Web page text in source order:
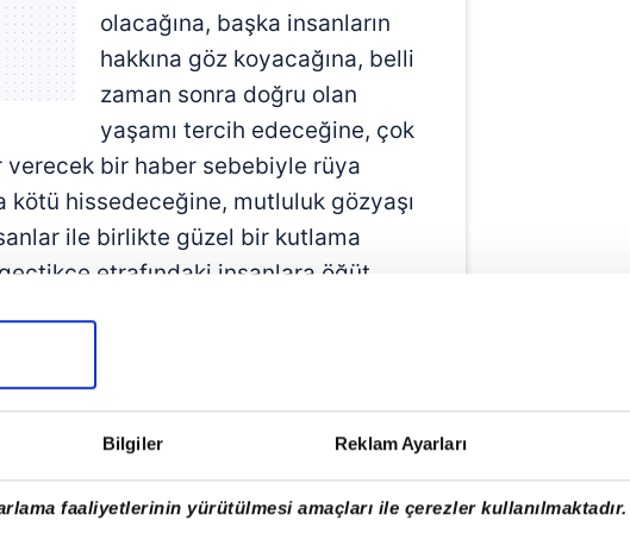
Bilgiler Reklam Ayarları
faaliyetlerinin yürütülmesi amaçları ile çerezler kullanılmaktadır.
olacağına, başka insanların
hakkına göz koyacağına, belli
zaman sonra doğru olan
yaşamı tercih edeceğine, çok
bir haber sebebiyle rüya
hissedeceğine, mutluluk gözyaşı
ile birlikte güzel bir kutlama
etrafındaki insanlara öğüt
delalettir. Ayrıca rüyada pencere
var olan zorlukların son bulacağına,
dua edileceğine, hayırlı bir kişiyle
zamanda ele geçen şansları güzelce
kötü söylemlerine maruz
tüm işlerden gelir sağlanacağına
pencere, verilen kararların kötü